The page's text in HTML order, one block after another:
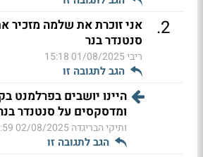
2
.
אני זוכרת את שלמה מזכיר
סנטנדר בנר
ריבי01/08/2025 15:18
הגב לתגובה זו
היינו יושבים בפרלמנט
ומדסקסים על סנטנדר
ותיקי הבריגדה02/08/2025 07:59
הגב לתגובה זו